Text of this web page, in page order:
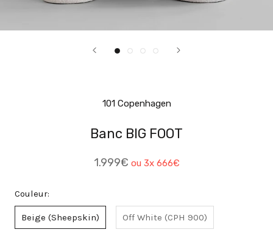
101 Copenhagen
Banc BIG FOOT
1.999€ ou 3x 666€
Couleur:
Beige (Sheepskin) Off White (CPH 900)